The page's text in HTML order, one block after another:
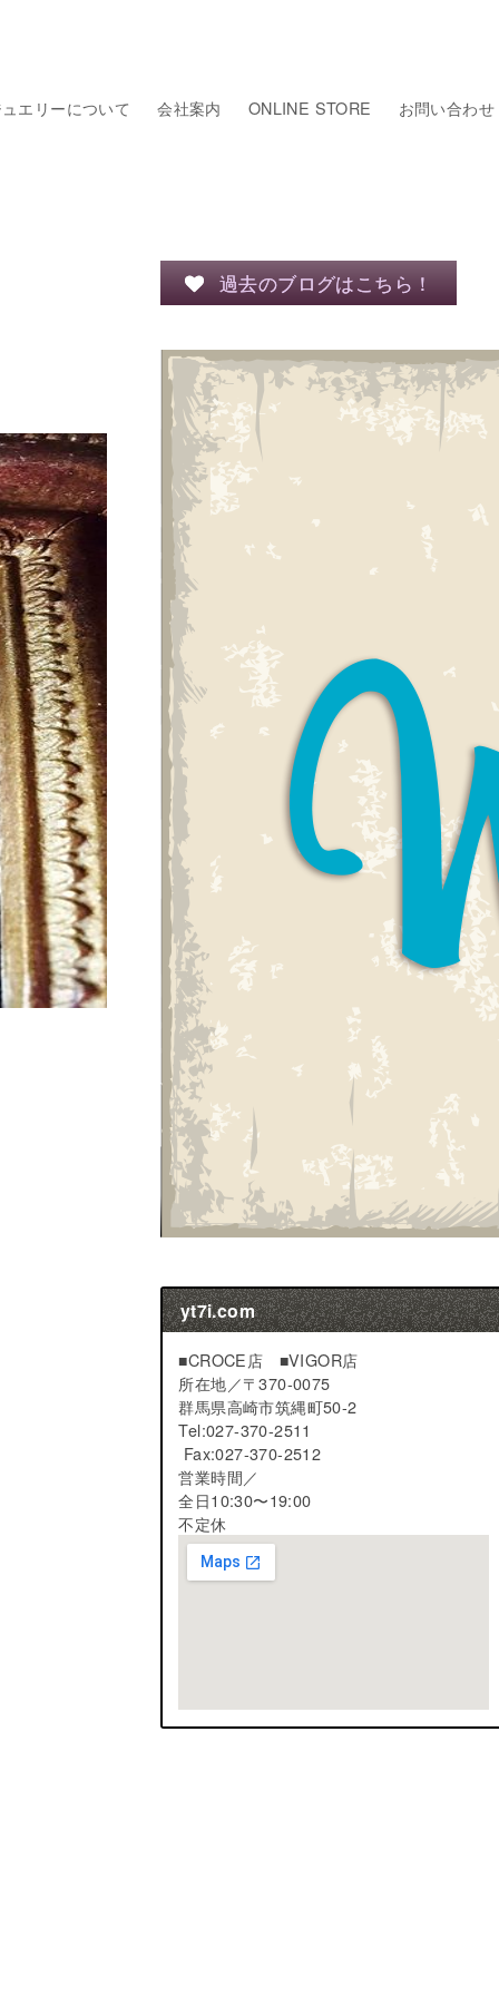
エリーについて 会社案内 ONLINE STORE お問い合わせ
過去のブログはこちら！
yt7i.com
■CROCE店 ■VIGOR店
所在地／〒370-0075
群馬県高崎市筑縄町50-2
Tel:027-370-2511
Fax:027-370-2512
営業時間／
全日10:30〜19:00
不定休